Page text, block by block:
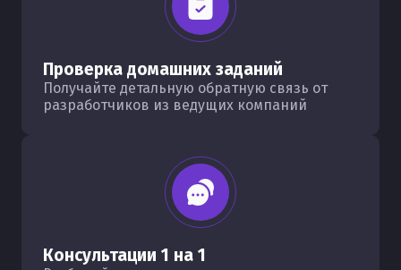
Проверка домашних заданий
Получайте детальную обратную связь от
разработчиков из ведущих компаний
Консультации 1 на 1